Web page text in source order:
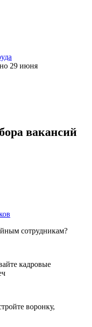
29 июня
вакансий
сотрудникам?
кадровые
воронку,